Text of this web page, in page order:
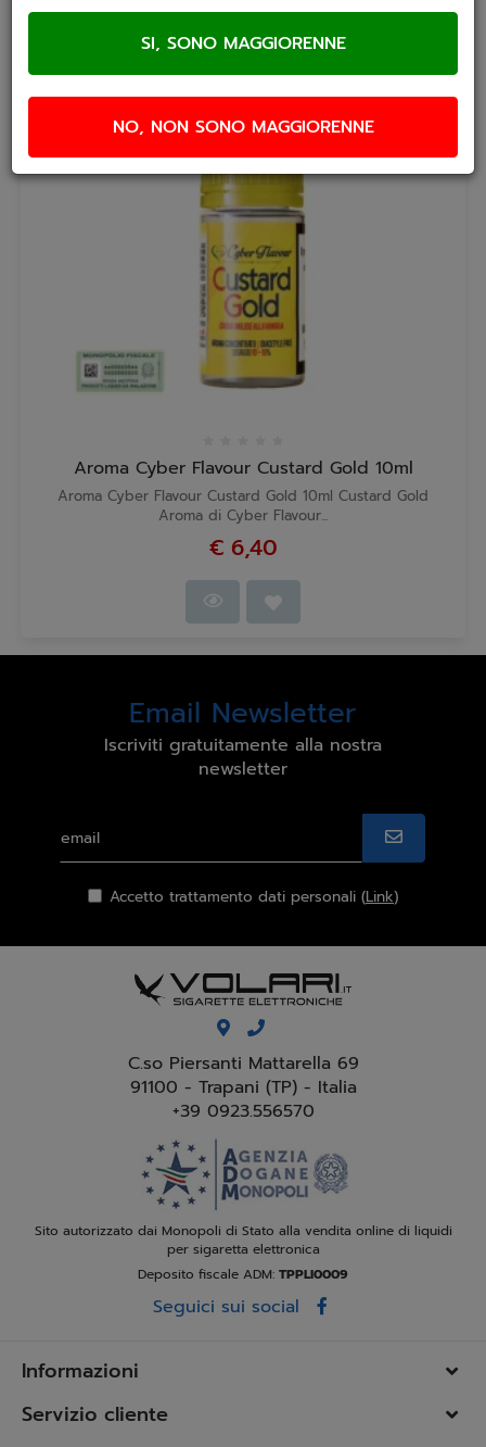
Aroma Cyber Flavour Custard Gold 10ml
Aroma Cyber Flavour Custard Gold 10ml Custard Gold
Aroma di Cyber Flavour...
€ 6,40
Email Newsletter
Iscriviti gratuitamente alla nostra
newsletter
Accetto trattamento dati personali (Link)
C.so Piersanti Mattarella 69
91100 - Trapani (TP) - Italia
+39 0923.556570
Sito autorizzato dai Monopoli di Stato alla vendita online di liquidi
per sigaretta elettronica
Deposito fiscale ADM: TPPLI0009
Seguici sui social
Informazioni
Servizio cliente
NO, NON SONO MAGGIORENNE